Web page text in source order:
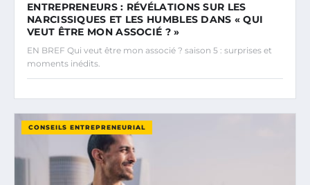
ENTREPRENEURS : RÉVÉLATIONS SUR LES
NARCISSIQUES ET LES HUMBLES DANS « QUI
VEUT ÊTRE MON ASSOCIÉ ? »
EN BREF Qui veut être mon associé ? saison 5 : surprises et
moments inédits.
CONSEILS ENTREPRENEURIAL